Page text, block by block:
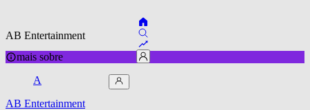
AB Entertainment
mais sobre
A
AB Entertainment